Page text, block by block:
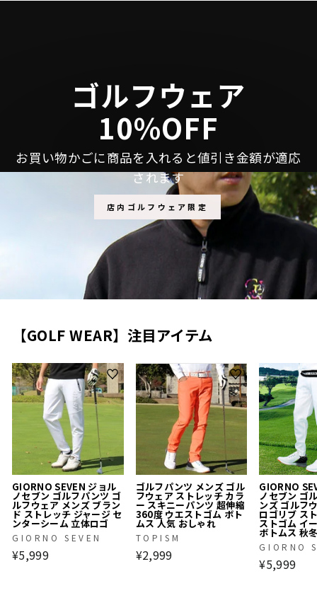
ゴルフウェア
10%OFF
お買い物かごに商品を入れると値引き金額が適応
されます
店内ゴルフウェア限定
【GOLF WEAR】注目アイテム
GIORNO SEVEN ジョル
ノセブン ゴルフパンツ ゴ
ルフウェア メンズ ブラン
ド ストレッチ ジャージ セ
ンターシーム 立体ロゴ
GIORNO SEVEN
¥5,999
ゴルフパンツ メンズ ゴル
フウェア ストレッチ カラ
ー スキニーパンツ 超伸縮
360度 ウエストゴム ボト
ムス 人気 おしゃれ
TOPISM
¥2,999
GIORNO
ノセブン ゴ
ンズ ゴルフ
ロゴリブ ス
ストゴム イ
ボトムス 秋
GIORNO
¥5,999